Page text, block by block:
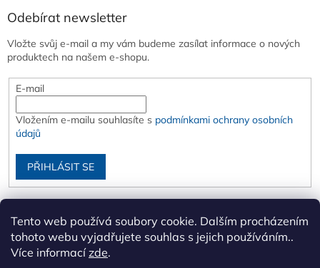
Tento web používá soubory cookie. Dalším procházením
tohoto webu vyjadřujete souhlas s jejich používáním..
Více informacízde.
Odebírat newsletter
Vložte svůj e-mail a my vám budeme zasílat informace o nových
produktech na našem e-shopu.
E-mail
Vložením e-mailu souhlasíte s podmínkami ochrany osobních
údajů
PŘIHLÁSIT SE